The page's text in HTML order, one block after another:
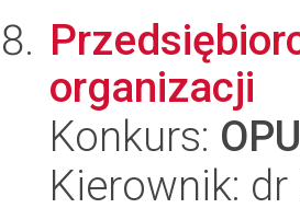
organizacji
Konkurs:
Kierownik: dr